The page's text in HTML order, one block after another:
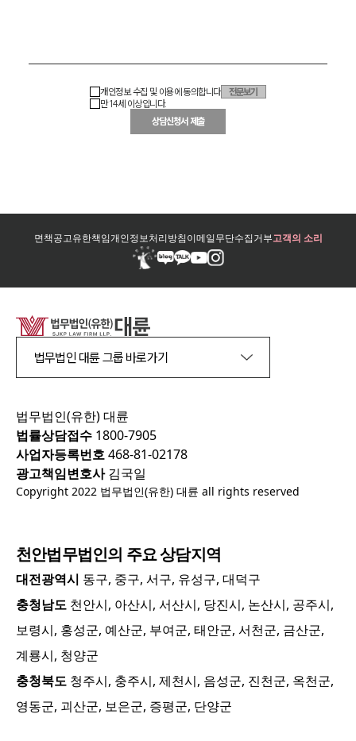
개인정보 수집 및 이용에 동의합니다
전문보기
만 14세 이상입니다.
상담신청서 제출
면책공고유한책임개인정보처리방침이메일무단수집거부고객의 소리
법무법인 대륜 그룹 바로가기
법무법인(유한) 대륜
법률상담접수 1800-7905
사업자등록번호468-81-02178
광고책임변호사김국일
Copyright 2022 법무법인(유한) 대륜 all rights reserved
천안법무법인의 주요 상담지역
대전광역시 동구, 중구, 서구, 유성구, 대덕구
충청남도 천안시, 아산시, 서산시, 당진시, 논산시, 공주시,
보령시, 홍성군, 예산군, 부여군, 태안군, 서천군, 금산군,
계룡시, 청양군
충청북도 청주시, 충주시, 제천시, 음성군, 진천군, 옥천군,
영동군, 괴산군, 보은군, 증평군, 단양군